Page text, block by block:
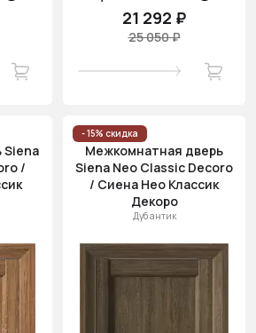
21 292 ₽
25 050 ₽
Siena
/
- 15% скидка
Межкомнатная дверь
Siena Neo Classic Decoro
/ Сиена Нео Классик
Декоро
Дуб антик